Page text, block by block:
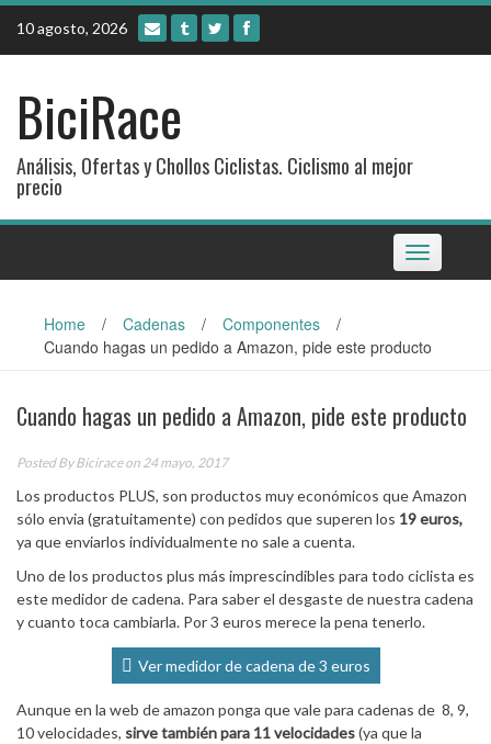
Skip
content
10 agosto, 2026
BiciRace
Análisis, Ofertas y Chollos Ciclistas. Ciclismo al mejor
precio
Toggle
navigation
Home / Cadenas / Componentes
/
Cuando hagas un pedido a Amazon, pide este producto
Cuando hagas un pedido a Amazon, pide este producto
Posted ByBiciraceon 24 mayo, 2017
Los productos PLUS, son productos muy económicos que Amazon
sólo envia (gratuitamente) con pedidos que superen los 19 euros,
ya que enviarlos individualmente no sale a cuenta.
Uno de los productos plus más imprescindibles para todo ciclista es
este medidor de cadena. Para saber el desgaste de nuestra cadena
y cuanto toca cambiarla. Por 3 euros merece la pena tenerlo.
Ver medidor de cadena de 3 euros
Aunque en la web de amazon ponga que vale para cadenas de 8, 9,
10 velocidades, sirve también para 11 velocidades(ya que la